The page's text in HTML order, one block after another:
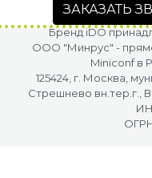
ЗАКАЗАТЬ
Бренд iDO
OOO "Минрус" -
Miniconf в
125424, г. Москва,
Стрешнево вн.тер.г.,